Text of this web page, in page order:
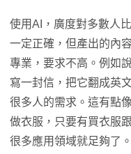
使用AI，廣度對多數人
一定正確，但產出的內
專業，要求不高。例如
寫一封信，把它翻成英
很多人的需求。這有點
做衣服，只要有買衣服
很多應用領域就足夠了